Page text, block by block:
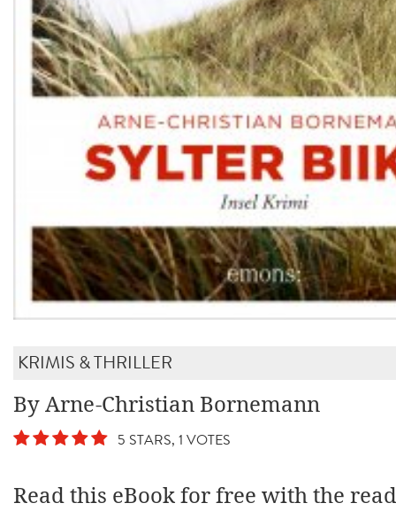
KRIMIS & THRILLER
By Arne-Christian Bornemann
5 STARS, 1 VOTES
Read this eBook for free with the